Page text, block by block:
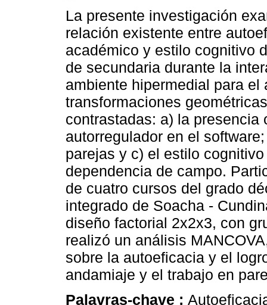
La presente investigación
relación existente entre
académico y estilo cognitivo
de secundaria durante la
ambiente hipermedial para el
transformaciones
contrastadas: a) la
autorregulador en el
parejas y c) el estilo
dependencia de campo.
de cuatro cursos del grado
integrado de Soacha -
diseño factorial 2x2x3, con
realizó un análisis
sobre la autoeficacia y el
andamiaje y el trabajo en
Palavras-chave :